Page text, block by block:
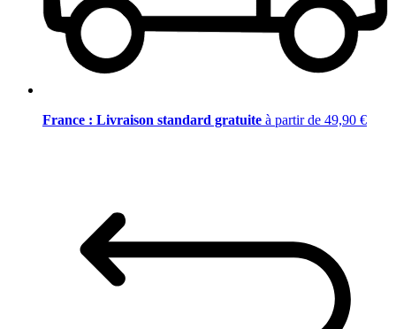
France : Livraison standard gratuite à partir de 49,90 €